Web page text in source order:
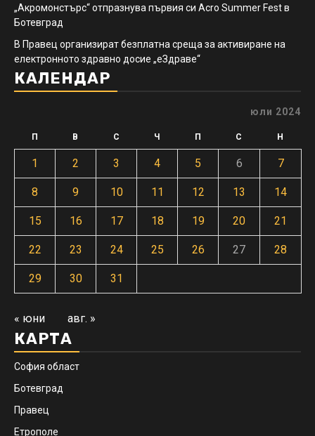
„Акромонстърс“ отпразнува първия си Acro Summer Fest в
Ботевград
В Правец организират безплатна среща за активиране на
електронното здравно досие „еЗдраве“
КАЛЕНДАР
юли 2024
П В С Ч П С Н
1 2 3 4 5 6 7
8 9 10 11 12 13 14
15 16 17 18 19 20 21
22 23 24 25 26 27 28
29 30 31
« юни авг. »
КАРТА
София област
Ботевград
Правец
Етрополе